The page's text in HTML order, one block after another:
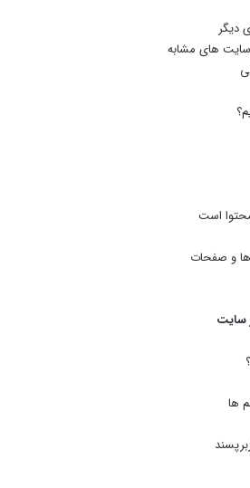
دیگر
سایت های مشابه
است
و صفحات
سایت
ها